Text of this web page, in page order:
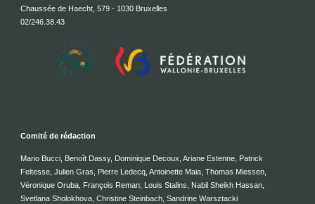
Chaussée de Haecht, 579 - 1030 Bruxelles
02/246.38.43
Comité de rédaction
Mario Bucci, Benoît Dassy, Dominique Decoux, Ariane Estenne, Patrick
Feltesse, Julien Gras, Pierre Ledecq, Antoinette Maia, Thomas Miessen,
Véronique Oruba, François Reman, Louis Stalins, Nabil Sheikh Hassan,
Svetlana Sholokhova, Christine Steinbach, Sandrine Warsztacki